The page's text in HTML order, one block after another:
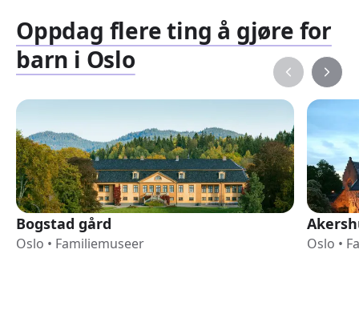
Oppdag flere ting å gjøre for
barn i Oslo
Bogstad gård
Oslo • Familiemuseer Oslo •